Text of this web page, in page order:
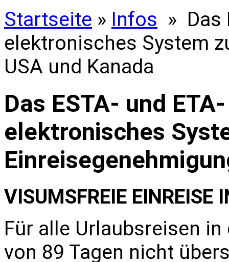
Startseite » Infos » Das
elektronisches System
USA und Kanada
Das ESTA- und
elektronisches
VISUMSFREIE EINREISE
Für alle Urlaubsreisen
von 89 Tagen nicht